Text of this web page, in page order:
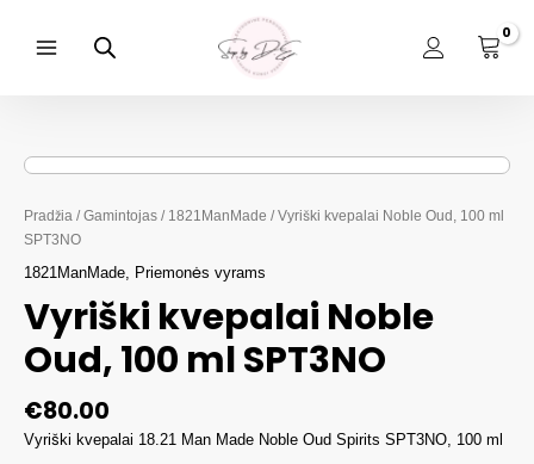
turinio
Pradžia /Gamintojas / 1821ManMade / Vyriški kvepalai Noble Oud, 100 ml
SPT3NO
1821ManMade, Priemonės vyrams
Vyriški kvepalai Noble
Oud, 100 ml SPT3NO
€80.00
Vyriški kvepalai 18.21 Man Made Noble Oud Spirits SPT3NO, 100 ml